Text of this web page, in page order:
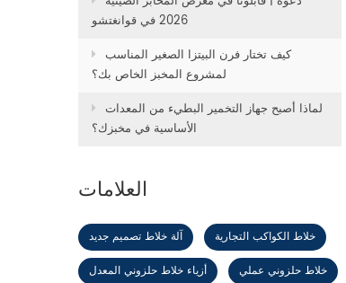
2026 في قوانغتشو
كيف تختار فرن البيتزا الصغير المناسب
لمشروع المخبز الخاص بك؟
لماذا أصبح جهاز التخمير البطيء من المعدات
الأساسية في مخبزك؟
العلامات
آلة خلاط تصميم جديد
خلاط الكواكب التجارية
أزياء خلاط حلزوني المعدل
خلاط حلزوني عملي